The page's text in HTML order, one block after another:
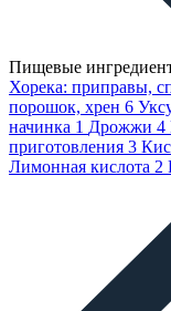
Пищевые
Хорека: приправы,
порошок, хрен 6
начинка 1 Дрожжи 4
приготовления 3
Лимонная кислота 2